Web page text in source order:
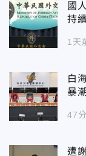
國
持
1天
白
暴
47
遭